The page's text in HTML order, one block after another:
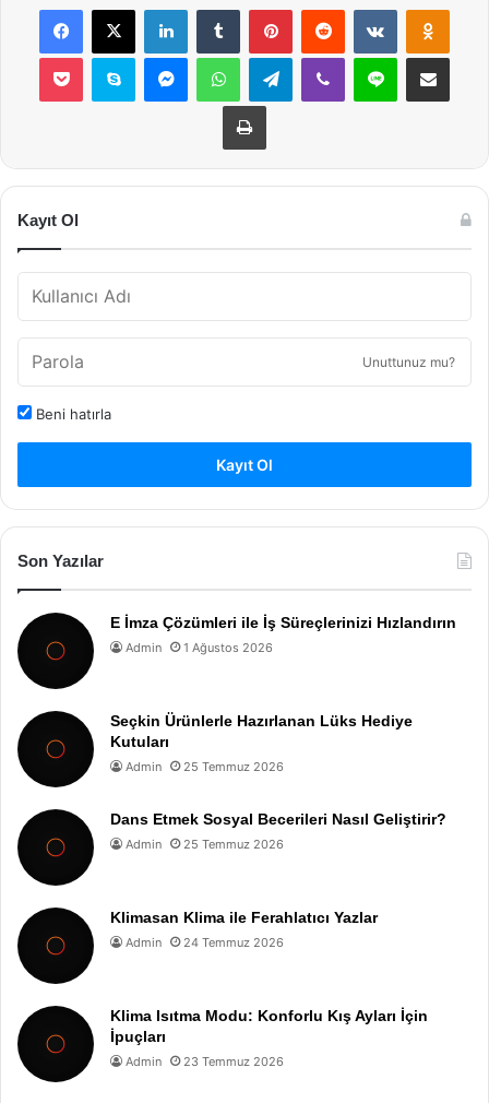
Facebook
X LinkedInTumblr PinterestReddit VKontakte
Pocket Skype MessengerWhatsAppTelegramViber Line E-Posta ile
Yazdır
Kayıt Ol
Unuttunuz mu?
Beni hatırla
Kayıt Ol
Son Yazılar
E İmza Çözümleri ile İş Süreçlerinizi Hızlandırın
Admin 1 Ağustos 2026
Seçkin Ürünlerle Hazırlanan Lüks Hediye
Kutuları
Admin 25 Temmuz 2026
Dans Etmek Sosyal Becerileri Nasıl Geliştirir?
Admin 25 Temmuz 2026
Klimasan Klima ile Ferahlatıcı Yazlar
Admin 24 Temmuz 2026
Klima Isıtma Modu: Konforlu Kış Ayları İçin
İpuçları
Admin 23 Temmuz 2026